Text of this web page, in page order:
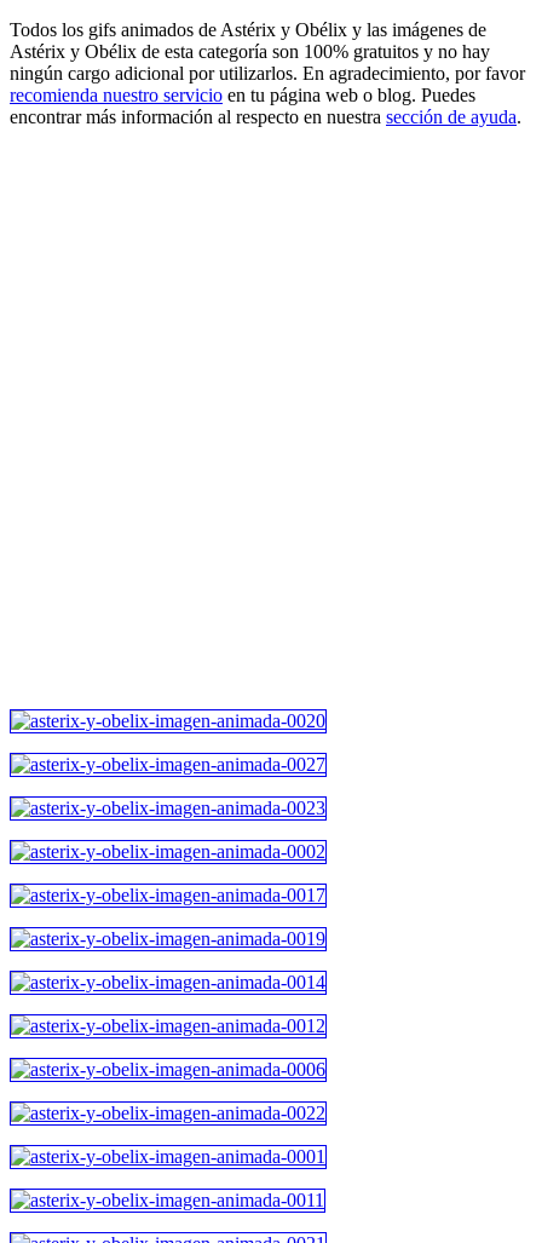
Todos los gifs animados de Astérix y Obélix y las imágenes de
Astérix y Obélix de esta categoría son 100% gratuitos y no hay
ningún cargo adicional por utilizarlos. En agradecimiento, por favor
recomienda nuestro servicio en tu página web o blog. Puedes
encontrar más información al respecto en nuestra sección de ayuda.